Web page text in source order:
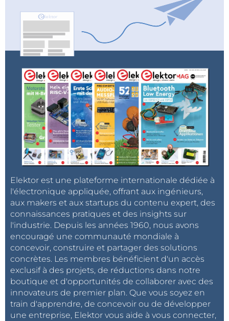
Elektor est une plateforme internationale dédiée à
l'électronique appliquée, offrant aux ingénieurs,
aux makers et aux startups du contenu expert, des
connaissances pratiques et des insights sur
l'industrie. Depuis les années 1960, nous avons
encouragé une communauté mondiale à
concevoir, construire et partager des solutions
concrètes. Les membres bénéficient d'un accès
exclusif à des projets, de réductions dans notre
boutique et d'opportunités de collaborer avec des
innovateurs de premier plan. Que vous soyez en
train d'apprendre, de concevoir ou de développer
une entreprise, Elektor vous aide à vous connecter,